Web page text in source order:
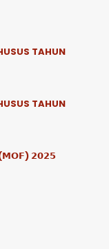
TAHUN
TAHUN
(𝗠𝗢𝗙) 𝟮𝟬𝟮𝟱